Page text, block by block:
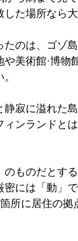
た場所なら
のは、ゴゾ
美術館·博物
寂に溢れた
ンランドと
のものだと
には「動」
所に居住の